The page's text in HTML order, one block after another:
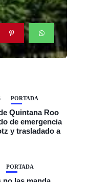
PORTADA
Quintana Roo
de emergencia
y trasladado a
PORTADA